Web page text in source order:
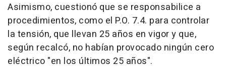
Asimismo, cuestionó que se responsabilice a
procedimientos, como el P.O. 7.4. para controlar
la tensión, que llevan 25 años en vigor y que,
según recalcó, no habían provocado ningún cero
eléctrico "en los últimos 25 años".